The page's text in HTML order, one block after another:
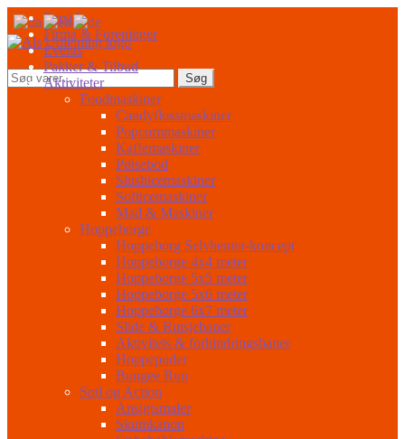
Spring
til
navigation
Spring
til
indhold
Søg
efter:
Søg
Forside
Firma & Foreninger
Events
Pakker & Tilbud
Aktiviteter
Foodmaskiner
Candyflossmaskiner
Popcornmaskiner
Kaffemaskiner
Pølsebod
Slushicemaskiner
Softicemaskiner
Mad & Maskiner
Hoppeborge
Hoppeborg Selvhenter-koncept
Hoppeborge 4x4 meter
Hoppeborge 5x5 meter
Hoppeborge 5x6 meter
Hoppeborge 6x7 meter
Slide & Rutsjebaner
Aktivitets & forhindringsbaner
Hoppepuder
Bungee Run
Spil og Action
Ansigtsmaler
Skumkanon